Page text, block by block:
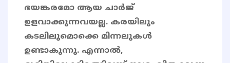
ഭയങ്കരമോ ആയ ചാർജ്
ഉളവാക്കുന്നവയല്ല. കരയിലും
കടലിലുമൊക്കെ മിന്നലുകൾ
ഉണ്ടാകുന്നു. എന്നാൽ,